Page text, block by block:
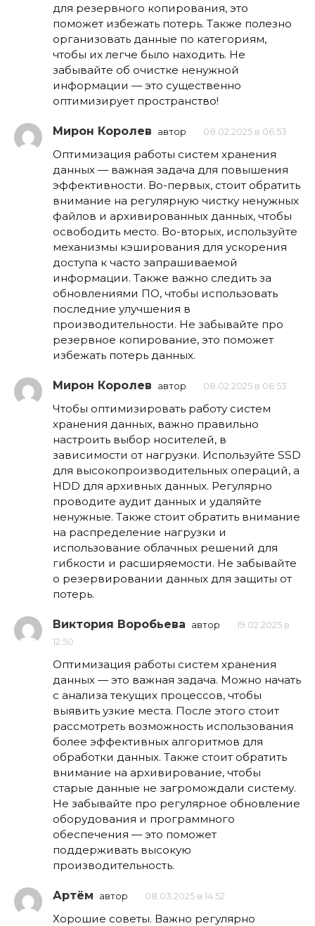
для резервного копирования, это
поможет избежать потерь. Также полезно
организовать данные по категориям,
чтобы их легче было находить. Не
забывайте об очистке ненужной
информации — это существенно
оптимизирует пространство!
Мирон Королев автор 08.02.2025 в 06:53
Оптимизация работы систем хранения
данных — важная задача для повышения
эффективности. Во-первых, стоит обратить
внимание на регулярную чистку ненужных
файлов и архивированных данных, чтобы
освободить место. Во-вторых, используйте
механизмы кэширования для ускорения
доступа к часто запрашиваемой
информации. Также важно следить за
обновлениями ПО, чтобы использовать
последние улучшения в
производительности. Не забывайте про
резервное копирование, это поможет
избежать потерь данных.
Мирон Королев автор 08.02.2025 в 06:53
Чтобы оптимизировать работу систем
хранения данных, важно правильно
настроить выбор носителей, в
зависимости от нагрузки. Используйте SSD
для высокопроизводительных операций, а
HDD для архивных данных. Регулярно
проводите аудит данных и удаляйте
ненужные. Также стоит обратить внимание
на распределение нагрузки и
использование облачных решений для
гибкости и расширяемости. Не забывайте
о резервировании данных для защиты от
потерь.
Виктория Воробьева автор
19.02.2025 в
12:50
Оптимизация работы систем хранения
данных — это важная задача. Можно начать
с анализа текущих процессов, чтобы
выявить узкие места. После этого стоит
рассмотреть возможность использования
более эффективных алгоритмов для
обработки данных. Также стоит обратить
внимание на архивирование, чтобы
старые данные не загромождали систему.
Не забывайте про регулярное обновление
оборудования и программного
обеспечения — это поможет
поддерживать высокую
производительность.
Артём автор 08.03.2025 в 14:52
Хорошие советы. Важно регулярно